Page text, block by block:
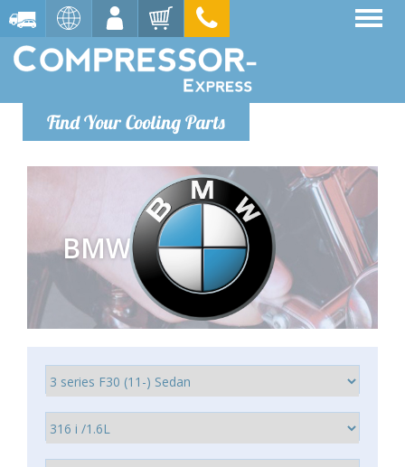
Find Your Cooling Parts
BMW